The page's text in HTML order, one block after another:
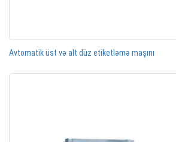
Avtomatik üst və alt düz etiketləmə maşını